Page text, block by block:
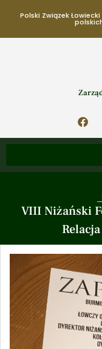
Polski Związek
VIII Niżański